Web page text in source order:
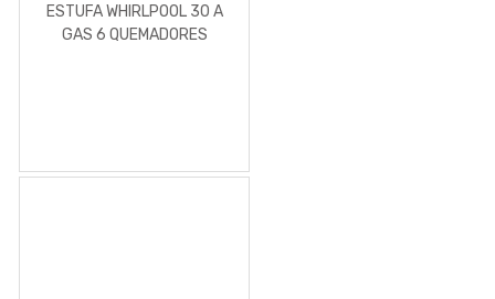
ESTUFA WHIRLPOOL 30 A
GAS 6 QUEMADORES